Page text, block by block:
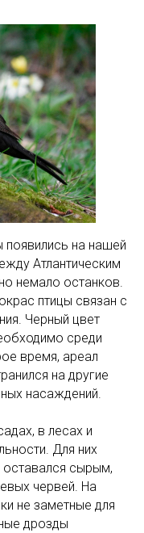
появились на нашей
Атлантическим
немало останков.
птицы связан с
Черный цвет
среди
время, ареал
на другие
насаждений.
в лесах и
Для них
оставался сырым,
червей. На
не заметные для
дрозды